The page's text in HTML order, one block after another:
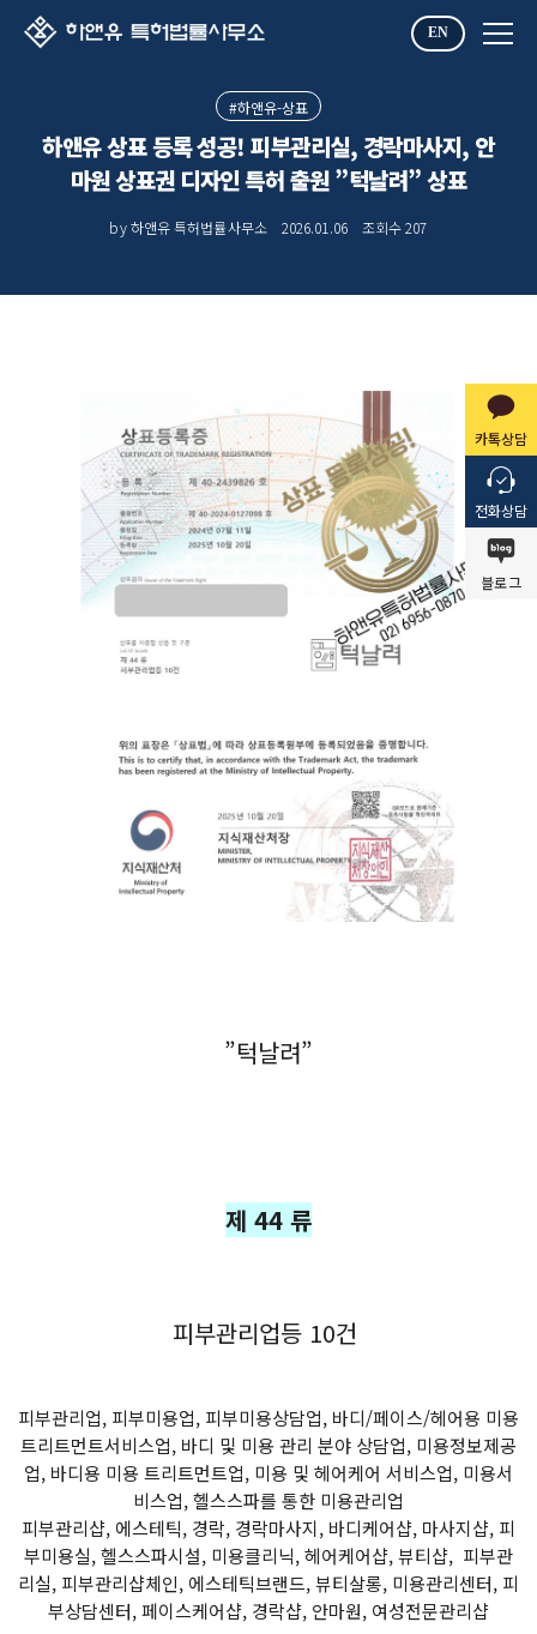
EN
카톡상담
전화상담
블로그
#하앤유-상표
하앤유 상표 등록 성공! 피부관리실, 경락마사지, 안
마원 상표권 디자인 특허 출원 ”턱날려” 상표
by 하앤유 특허법률사무소 2026.01.06 조회수207
”턱날려”
제 44 류
피부관리업등 10건
피부관리업, 피부미용업, 피부미용상담업, 바디/페이스/헤어용 미용
트리트먼트서비스업, 바디 및 미용 관리 분야 상담업, 미용정보제공
업, 바디용 미용 트리트먼트업, 미용 및 헤어케어 서비스업, 미용서
비스업, 헬스스파를 통한 미용관리업
피부관리샵, 에스테틱, 경락, 경락마사지, 바디케어샵, 마사지샵, 피
부미용실, 헬스스파시설, 미용클리닉, 헤어케어샵, 뷰티샵, 피부관
리실, 피부관리샵체인, 에스테틱브랜드, 뷰티살롱, 미용관리센터, 피
부상담센터, 페이스케어샵, 경락샵, 안마원, 여성전문관리샵